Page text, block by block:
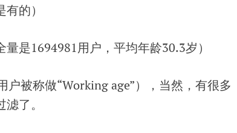
的）
是1694981用户，平均年龄30.3岁）
户被称做“Working age”），当然，有很多
了。